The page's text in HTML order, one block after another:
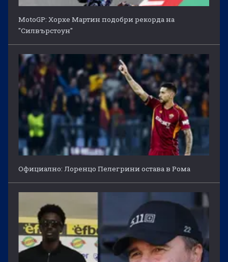
MotoGP: Хорхе Мартин подобри рекорда на
"Силвърстоун"
Официално: Лоренцо Пелегрини остава в Рома